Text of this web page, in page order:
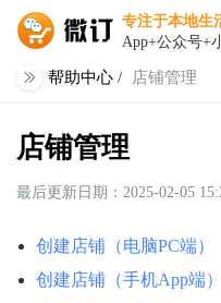
专注于本地生
App+公众号+
帮助中心 / 店铺管理
店铺管理
最后更新日期：2025-02-05
创建店铺（电脑PC端）
创建店铺（手机App端）